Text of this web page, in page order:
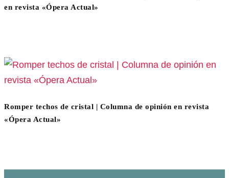
en revista «Ópera Actual»
Romper techos de cristal | Columna de opinión en revista
«Ópera Actual»